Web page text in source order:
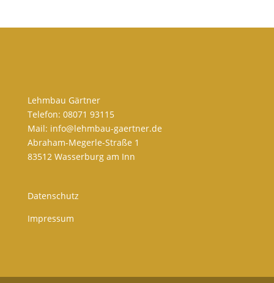
Lehmbau Gärtner
Telefon: 08071 93115
Mail: info@lehmbau-gaertner.de
Abraham-Megerle-Straße 1
83512 Wasserburg am Inn
Datenschutz
Impressum